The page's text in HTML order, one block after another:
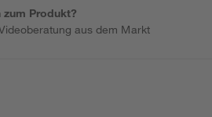
zum Produkt?
Videoberatung aus dem Markt